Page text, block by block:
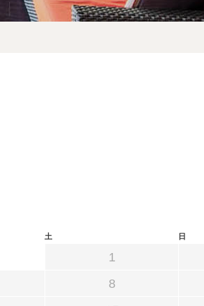
土 日
1
8